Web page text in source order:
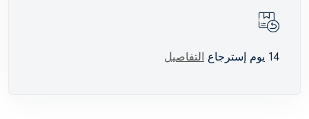
14 يوم إسترجاع التفاصيل